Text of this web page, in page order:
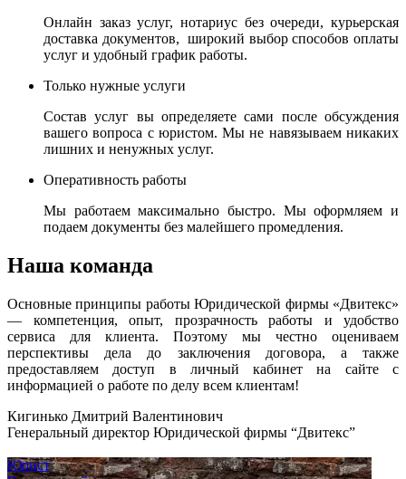
Онлайн заказ услуг, нотариус без очереди, курьерская
доставка документов, широкий выбор способов оплаты
услуг и удобный график работы.
Только нужные услуги
Состав услуг вы определяете сами после обсуждения
вашего вопроса с юристом. Мы не навязываем никаких
лишних и ненужных услуг.
Оперативность работы
Мы работаем максимально быстро. Мы оформляем и
подаем документы без малейшего промедления.
Наша команда
Основные принципы работы Юридической фирмы «Двитекс»
— компетенция, опыт, прозрачность работы и удобство
сервиса для клиента. Поэтому мы честно оцениваем
перспективы дела до заключения договора, а также
предоставляем доступ в личный кабинет на сайте с
информацией о работе по делу всем клиентам!
Кигинько Дмитрий Валентинович
Генеральный директор Юридической фирмы “Двитекс”
Юрист